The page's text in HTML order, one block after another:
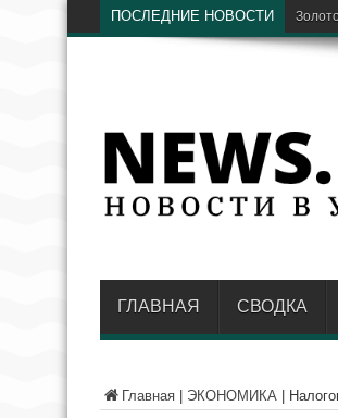
ПОСЛЕДНИЕ НОВОСТИ В
ГЛАВНАЯ СВОДКА
Главная ЭКОНОМИКА